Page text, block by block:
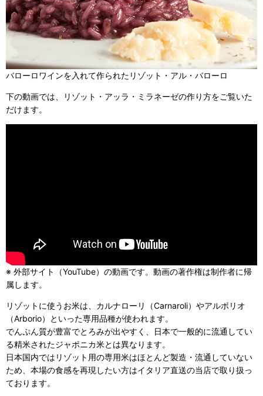
バローロワインを入れて作られたリゾット・アル・バローロ
下の動画では、リゾット・アッラ・ミラネーゼの作り方をご覧いた
だけます。
※ 外部サイト（YouTube）の動画です。動画の著作権は制作者に帰
属します。
リゾットに使うお米は、カルナローリ（Carnaroli）やアルボリオ
（Arborio）といった専用品種が使われます。
でんぷん質が豊富でとろみが出やすく、日本で一般的に流通してい
る精米されたジャポニカ米とは異なります。
日本国内ではリゾット用の専用米はほとんど製造・流通していない
ため、本場の食感を再現したい方はイタリア直送の当店で取り扱っ
ております。